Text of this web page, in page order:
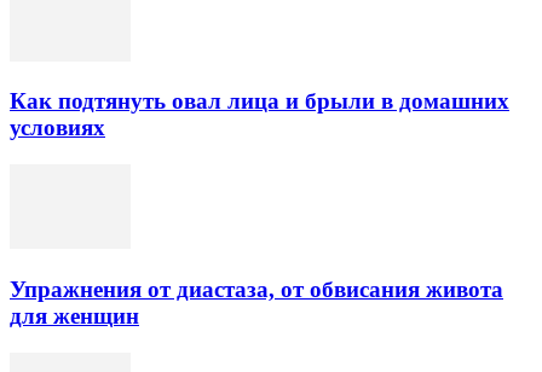
Как подтянуть овал лица и брыли в домашних
условиях
Упражнения от диастаза, от обвисания живота
для женщин